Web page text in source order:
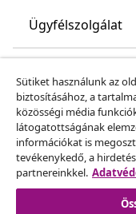
Ügyfélszolgálat
vidaXL
Fedezz fel többet
Sütiket használunk az
biztosításához, a
közösségi média
látogatottságának
információkat is
tevékenykedő, a
partnereinkkel.